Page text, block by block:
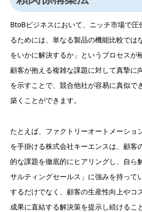
BtoBビジネスにおいて、ニッチ市場で圧
るためには、単なる製品の機能比較では
をいかに解決するか」というプロセスが
顧客が抱える複雑な課題に対して真摯に
を示すことで、競合他社が容易に真似で
築くことができます。
たとえば、ファクトリーオートメーショ
を手掛ける株式会社キーエンスは、顧客
的な課題を徹底的にヒアリングし、自ら
サルティングセールス」に強みを持って
するだけでなく、顧客の生産性向上やコ
成果に直結する解決策を提示し続けるこ